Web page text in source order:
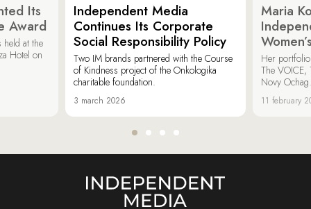
Its
Award
held at the
Hotel on
Independent Media
Continues Its Corporate
Social Responsibility Policy
Two IM brands partnered with the Course
of Kindness project of the Onkologika
charitable foundation.
3 march 2026
Maria
Her
The VOICE,
Novy Ochag.
11 february